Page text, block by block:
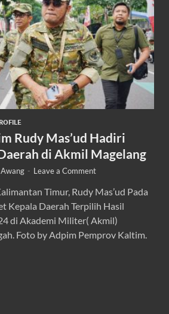
Rudy Mas’ud Hadiri
di Akmil Magelang
Awang - Leave a Comment
Timur, Rudy Mas’ud Pada
Kepala Daerah Terpilih Hasil
di Akademi Militer( Akmil)
Foto by Adpim Pemprov Kaltim.